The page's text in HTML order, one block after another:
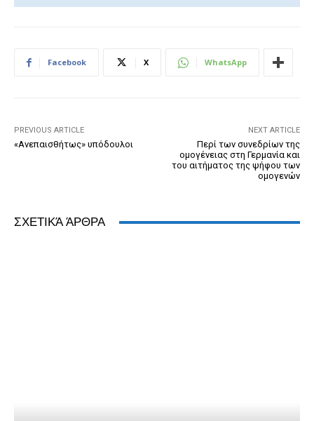
c
b
k
ss
n
tt
ail tF d
e
at
A
k
dI
Facebook X WhatsApp
PREVIOUS ARTICLE
«Ανεπαισθήτως» υπόδουλοι
NEXT ARTICLE
Περί των συνεδρίων της
ομογένειας στη Γερμανία και
του αιτήματος της ψήφου των
ομογενών
ΣΧΕΤΙΚΆ ΆΡΘΡΑ